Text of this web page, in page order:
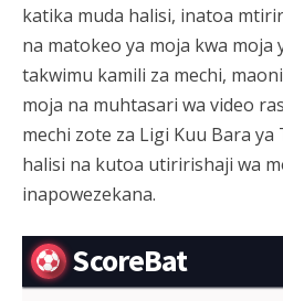
katika muda halisi, inatoa
na matokeo ya moja kwa moja
takwimu kamili za mechi,
moja na muhtasari wa video
mechi zote za Ligi Kuu Bara
halisi na kutoa utiririshaji wa
inapowezekana.